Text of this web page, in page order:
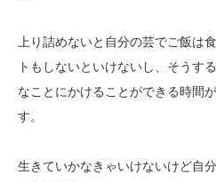
上り詰めないと自分の芸でご飯は
トもしないといけないし、そうす
なことにかけることができる時間
す。
生きていかなきゃいけないけど自